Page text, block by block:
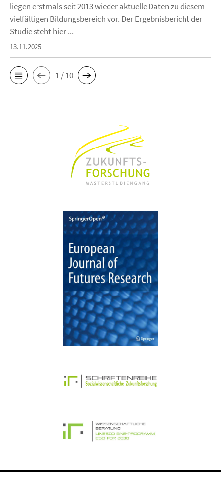
liegen erstmals seit 2013 wieder aktuelle Daten zu diesem
vielfältigen Bildungsbereich vor. Der Ergebnisbericht der
Studie steht hier ...
13.11.2025
1 / 10